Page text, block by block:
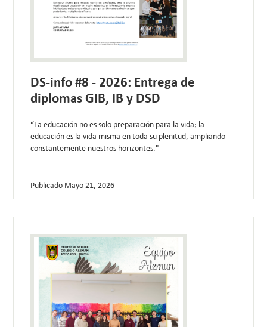
DS-info #8 - 2026: Entrega de
diplomas GIB, IB y DSD
“La educación no es solo preparación para la vida; la
educación es la vida misma en toda su plenitud, ampliando
constantemente nuestros horizontes."
Publicado Mayo 21, 2026